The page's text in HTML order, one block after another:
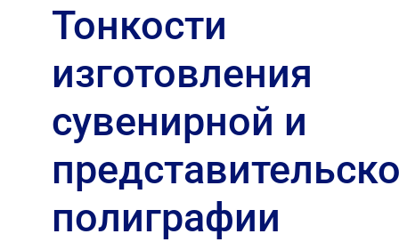
Тонкости
изготовления
сувенирной и
полиграфии